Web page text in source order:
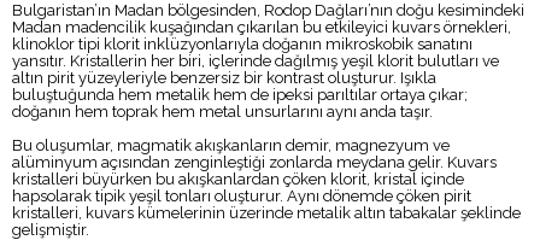
Bulgaristan’ın Madan bölgesinden, Rodop Dağları’nın doğu kesimindeki
Madan madencilik kuşağından çıkarılan bu etkileyici kuvars örnekleri,
klinoklor tipi klorit inklüzyonlarıyla doğanın mikroskobik sanatını
yansıtır. Kristallerin her biri, içlerinde dağılmış yeşil klorit bulutları ve
altın pirit yüzeyleriyle benzersiz bir kontrast oluşturur. Işıkla
buluştuğunda hem metalik hem de ipeksi parıltılar ortaya çıkar;
doğanın hem toprak hem metal unsurlarını aynı anda taşır.
Bu oluşumlar, magmatik akışkanların demir, magnezyum ve
alüminyum açısından zenginleştiği zonlarda meydana gelir. Kuvars
kristalleri büyürken bu akışkanlardan çöken klorit, kristal içinde
hapsolarak tipik yeşil tonları oluşturur. Aynı dönemde çöken pirit
kristalleri, kuvars kümelerinin üzerinde metalik altın tabakalar şeklinde
gelişmiştir.